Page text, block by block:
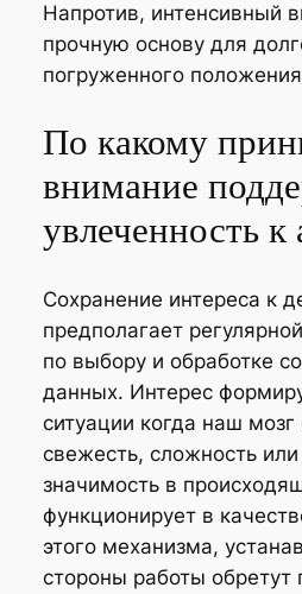
Напротив, интенсивный
прочную основу для
погруженного
По какому
внимание
увлеченность к
Сохранение интереса к
предполагает
по выбору и обработке
данных. Интерес
ситуации когда наш
свежесть, сложность
значимость в
функционирует в
этого механизма,
стороны работы обретут